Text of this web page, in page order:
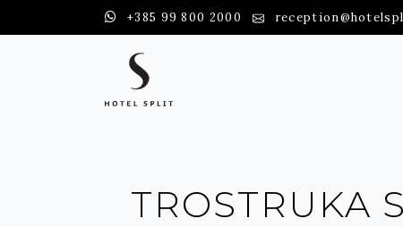
+385 99 800 2000
TROSTRUKA